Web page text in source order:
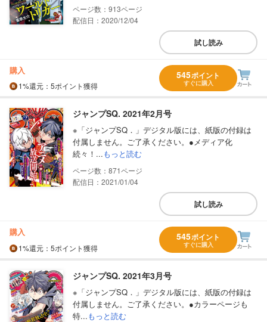
913
配信日：2020/12/04
試し読み
購入
1%還元 ：5ポイント獲得
545ポイント
すぐに購入
ジャンプSQ. 2021年2月号
※「ジャンプSQ．」デジタル版には、紙版の付録は
付属しません。ご了承ください。●メディア化
続々！...もっと読む
871
配信日：2021/01/04
試し読み
購入
1%還元 ：5ポイント獲得
545ポイント
すぐに購入
ジャンプSQ. 2021年3月号
※「ジャンプSQ．」デジタル版には、紙版の付録は
付属しません。ご了承ください。●カラーページも
特...もっと読む